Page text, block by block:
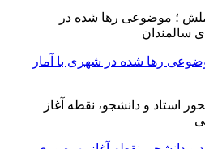
رها شده در شهری با آمار